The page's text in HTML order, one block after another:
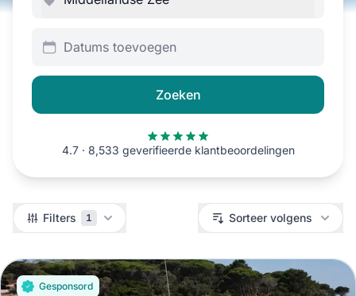
Datums toevoegen
Zoeken
4.7 · 8,533 geverifieerde klantbeoordelingen
Filters Filters 1 Sorteer volgens
Gesponsord